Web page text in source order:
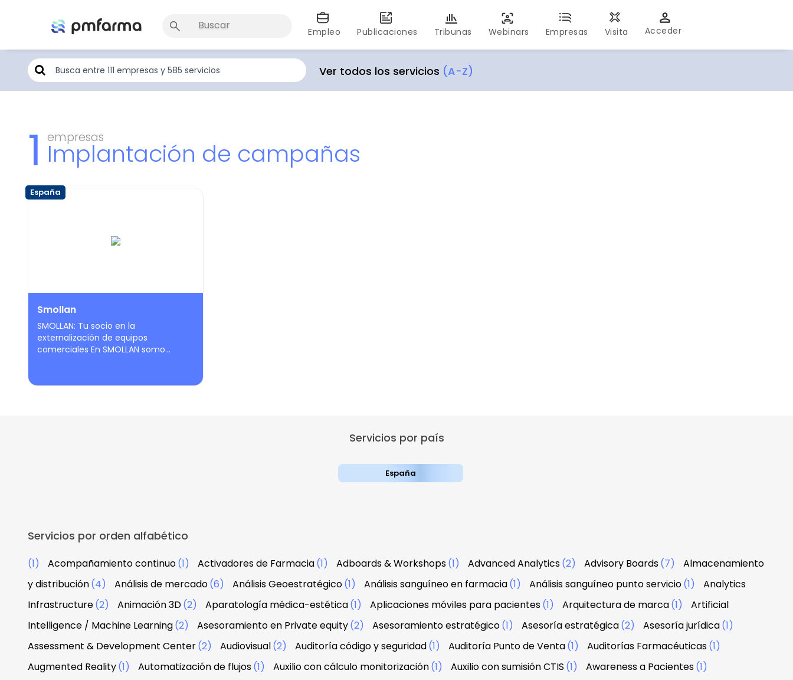
Empleo Publicaciones Tribunas Webinars Empresas Visita Acceder
Ver todos los servicios (A-Z)
1 empresas
Implantación de campañas
España
Smollan
SMOLLAN: Tu socio en la
externalización de equipos
comerciales En SMOLLAN somo...
Servicios por país
España
Servicios por orden alfabético
(1) Acompañamiento continuo(1) Activadores de Farmacia(1) Adboards & Workshops(1) Advanced Analytics(2) Advisory Boards(7)
Almacenamiento
y distribución(4) Análisis de mercado(6) Análisis Geoestratégico(1) Análisis sanguíneo en farmacia(1) Análisis sanguíneo punto servicio(1)
Analytics
Infrastructure(2) Animación 3D(2) Aparatología médica-estética(1) Aplicaciones móviles para pacientes(1) Arquitectura de marca(1)
Artificial
Intelligence / Machine Learning(2) Asesoramiento en Private equity(2) Asesoramiento estratégico(1) Asesoría estratégica(2) Asesoría jurídica(1)
Assessment & Development Center(2) Audiovisual(2) Auditoría código y seguridad(1) Auditoría Punto de Venta(1) Auditorías Farmacéuticas(1)
Augmented Reality(1) Automatización de flujos(1) Auxilio con cálculo monitorización(1) Auxilio con sumisión CTIS (1) Awareness a Pacientes(1)